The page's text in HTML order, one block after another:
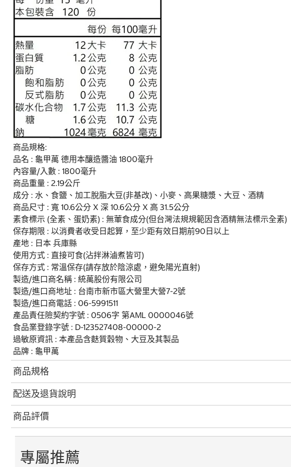
商品規格:
品名 : 龜甲萬 德用本釀造醬油 1800毫升
內容量/入數 : 1800毫升
商品重量 : 2.19公斤
成分 : 水、食鹽、加工脫脂大豆(非基改)、小麥、高果糖漿、大豆、酒精
商品尺寸 : 寬 10.6公分 X 深 10.6公分 X 高 31.5公分
素食標示 (全素、蛋奶素) : 無葷食成分(但台灣法規規範因含酒精無法標示全素)
保存期限 : 以消費者收受日起算，至少距有效日期前90日以上
產地 : 日本 兵庫縣
使用方式 : 直接可食(沾拌淋滷煮皆可)
保存方式 : 常溫保存(請存放於陰涼處，避免陽光直射)
製造/進口商名稱 : 統萬股份有限公司
製造/進口商地址 : 台南市新市區大營里大營7-2號
製造/進口商電話 : 06-5991511
產品責任險契約字號 : 0506字 第AML 0000046號
食品業登錄字號 : D-123527408-00000-2
過敏原資訊 : 本產品含麩質穀物、大豆及其製品
品牌 : 龜甲萬
商品規格
配送及退貨說明
商品評價
專屬推薦